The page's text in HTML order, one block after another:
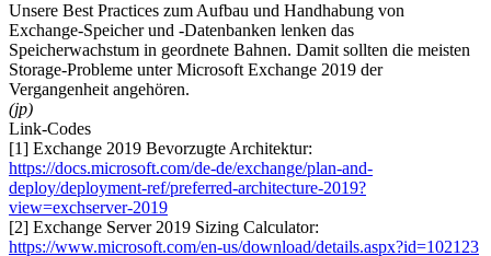
Unsere Best Practices zum Aufbau und Handhabung von
Exchange-Speicher und -Datenbanken lenken das
Speicherwachstum in geordnete Bahnen. Damit sollten die meisten
Storage-Probleme unter Microsoft Exchange 2019 der
Vergangenheit angehören.
(jp)
Link-Codes
[1] Exchange 2019 Bevorzugte Architektur:
https://docs.microsoft.com/de-de/exchange/plan-and-
deploy/deployment-ref/preferred-architecture-2019?
view=exchserver-2019
[2] Exchange Server 2019 Sizing Calculator:
https://www.microsoft.com/en-us/download/details.aspx?id=102123